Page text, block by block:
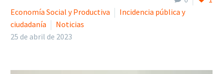
Economía Social y Productiva
Incidencia pública y
ciudadanía
Noticias
25 de abril de 2023